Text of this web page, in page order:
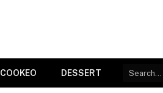
COOKEO DESSERT